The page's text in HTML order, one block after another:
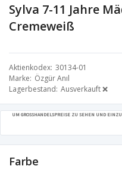
Sylva 7-11 Jahre
Cremeweiß
Aktienkodex 30134-01
Marke Özgür Anıl
Lagerbestand Ausverkauft ❌
UM GROSSHANDELSPREISE ZU SEHEN UND
Farbe